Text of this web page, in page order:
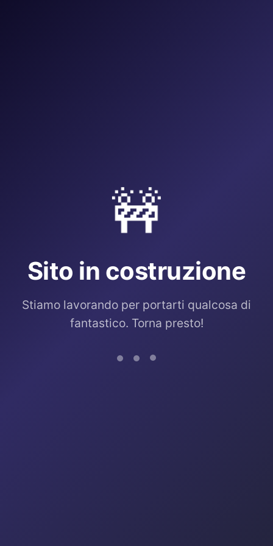
🚧
Sito in costruzione
Stiamo lavorando per portarti qualcosa di
fantastico. Torna presto!